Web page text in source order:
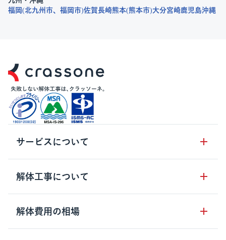
福岡
北九州市 福岡市 佐賀長崎熊本 熊本市 大分宮崎鹿児島沖縄
サービスについて
サービスの流れ
サービスのメリット
クラッソーネの自治体連携
解体工事について
解体工事の基礎知識
解体工事に関わる法律
解体費用の相場